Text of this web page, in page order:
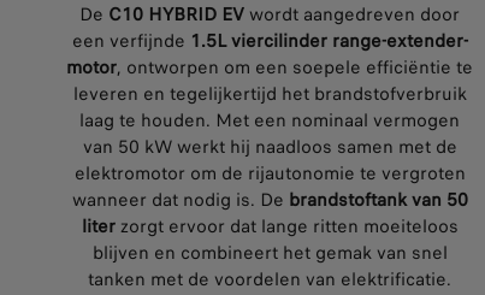
De C10 HYBRID EV wordt aangedreven door
een verfijnde 1.5L viercilinder range-extender-
motor, ontworpen om een soepele efficiëntie te
leveren en tegelijkertijd het brandstofverbruik
laag te houden. Met een nominaal vermogen
van 50 kW werkt hij naadloos samen met de
elektromotor om de rijautonomie te vergroten
wanneer dat nodig is. De brandstoftank van 50
literzorgt ervoor dat lange ritten moeiteloos
blijven en combineert het gemak van snel
tanken met de voordelen van elektrificatie.